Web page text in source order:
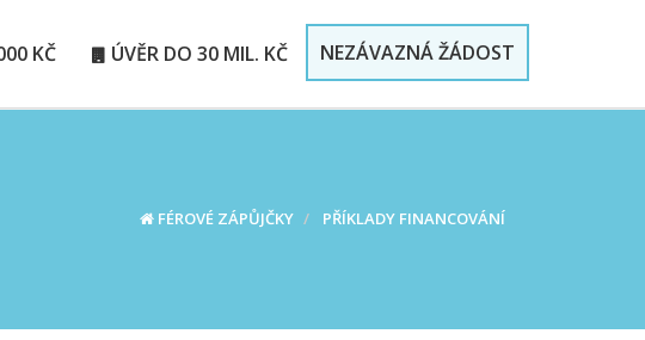
KČ ÚVĚR DO 30 MIL. KČ NEZÁVAZNÁ ŽÁDOST
FÉROVÉ ZÁPŮJČKY PŘÍKLADY FINANCOVÁNÍ